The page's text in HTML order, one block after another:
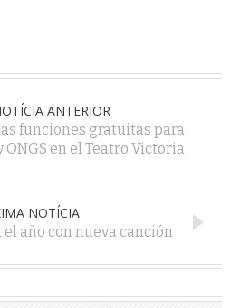
ANTERIOR
funciones gratuitas para
ONGS en el Teatro Victoria
NOTÍCIA
el año con nueva canción